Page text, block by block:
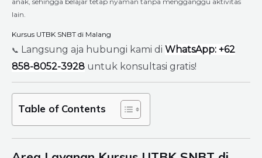
lain.
Kursus UTBK SNBT di Malang
📞 Langsung aja hubungi kami di WhatsApp: +62
858-8052-3928 untuk konsultasi gratis!
Table of Contents